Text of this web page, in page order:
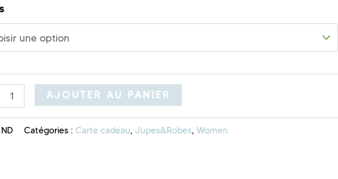
AJOUTER AU PANIER
ND Catégories : Carte cadeau, Jupes&Robes, Women